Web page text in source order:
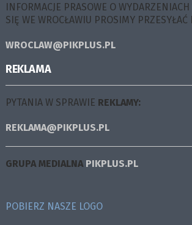
INFORMACJE PRASOWE O WYDARZENIACH
SIĘ WE WROCŁAWIU PROSIMY PRZESYŁAĆ
WROCLAW@PIKPLUS.PL
REKLAMA
PYTANIA W SPRAWIE REKLAMY:
REKLAMA@PIKPLUS.PL
GRUPA MEDIALNA PIKPLUS.PL
POBIERZ NASZE LOGO